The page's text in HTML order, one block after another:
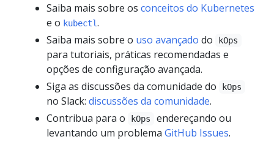
Saiba mais sobre os conceitos do Kubernetes
e o kubectl.
Saiba mais sobre o uso avançado do kOps
para tutoriais, práticas recomendadas e
opções de configuração avançada.
Siga as discussões da comunidade do
kOps
no Slack: discussões da comunidade.
Contribua para o
kOps
endereçando ou
levantando um problema GitHub Issues.